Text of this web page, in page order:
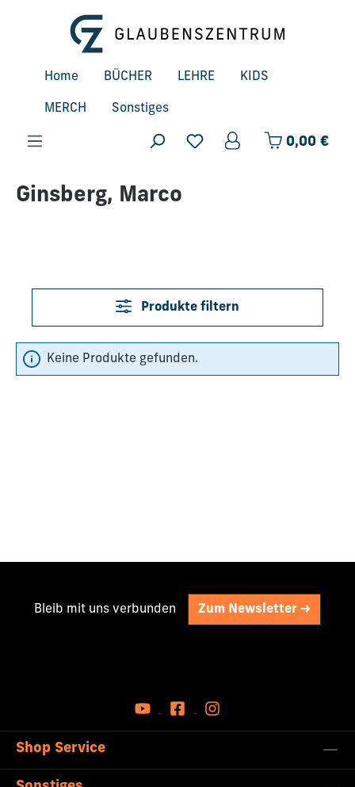
Zum Hauptinhalt springen
Home BÜCHER LEHRE KIDS
MERCH Sonstiges
0,00 €
Ginsberg, Marco
Produkte filtern
Keine Produkte gefunden.
Bleib mit uns verbunden Zum Newsletter ->
Shop Service